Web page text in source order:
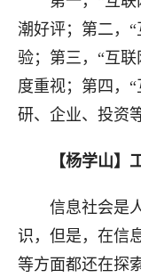
潮好评；第二 ，
验； 第三，“互
度重视； 第四， “
研、企业、投资
【杨学山】
信息社会是
识，但是 ， 在信
等方面都还在探